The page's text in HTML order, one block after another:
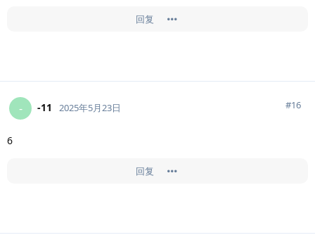
回复
- -11 2025年5月23日 #16
6
回复